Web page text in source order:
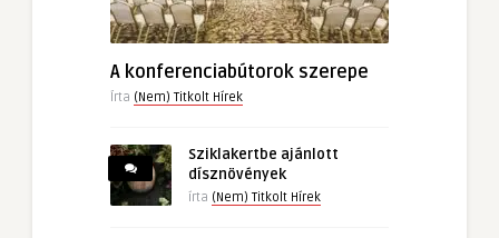
A konferenciabútorok szerepe
Írta (Nem) Titkolt Hírek
Sziklakertbe ajánlott
dísznövények
írta (Nem) Titkolt Hírek